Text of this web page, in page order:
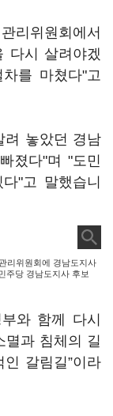
리위원회에서
다시 살려야겠
를 마쳤다"고
려 놓았던 경남
졌다"며 "도민
"고 말했습니
리위원회에 경남도지사
주당 경남도지사 후보
와 함께 다시
멸과 침체의 길
갈림길”이라